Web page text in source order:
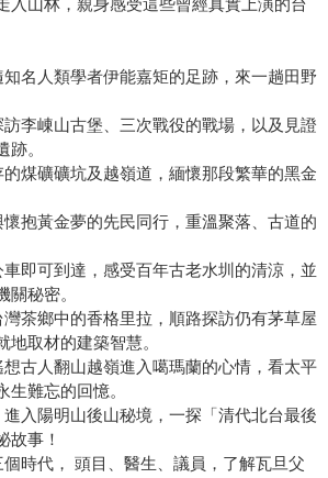
入山林，親身感受這些曾經真實上演的台
名人類學者伊能嘉矩的足跡，來一趟田野
李崠山古堡、三次戰役的戰場，以及見證
。
煤礦礦坑及越嶺道，緬懷那段繁華的黑金
抱黃金夢的先民同行，重溫聚落、古道的
即可到達，感受百年古老水圳的清涼，並
關秘密。
茶鄉中的香格里拉，順路探訪仍有茅草屋
取材的建築智慧。
古人翻山越嶺進入噶瑪蘭的心情，看太平
生難忘的回憶。
入陽明山後山秘境，一探「清代北台最後
故事！
時代， 頭目、醫生、議員，了解瓦旦父